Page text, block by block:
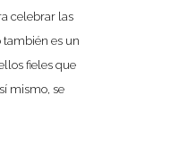
celebrar las
también es un
fieles que
mismo, se